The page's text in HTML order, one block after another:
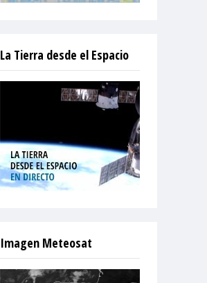
La Tierra desde el Espacio
Imagen Meteosat